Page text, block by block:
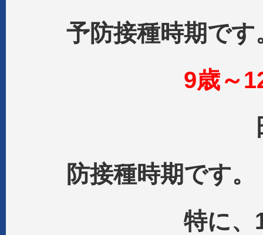
予防接種時期です
9歳～
日本脳
防接種時期です。
特に、12歳